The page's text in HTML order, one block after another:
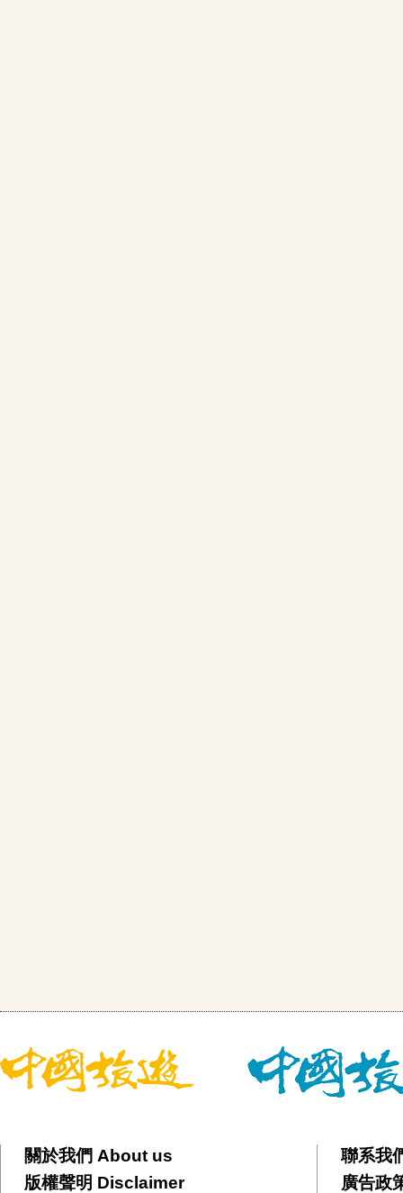
關於我們 About us
版權聲明 Disclaimer
聯系我
廣告政